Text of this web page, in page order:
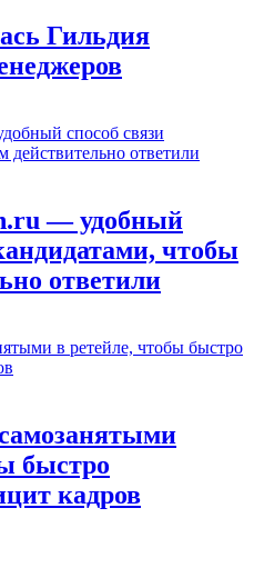
Гильдия
— удобный
чтобы
ответили
быстро
кадров